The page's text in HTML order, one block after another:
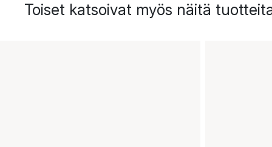
Toiset katsoivat myös näitä